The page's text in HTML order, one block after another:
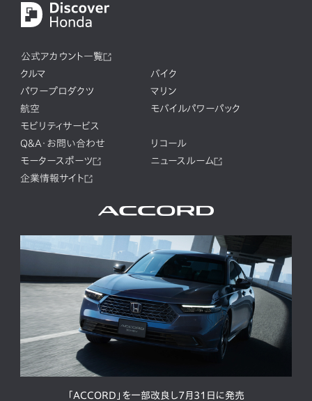
公式アカウント一覧
クルマ
バイク
パワープロダクツ
マリン
航空
モバイルパワーパック
モビリティサービス
Q&A・お問い合わせ
リコール
モータースポーツ
ニュースルーム
企業情報サイト
「ACCORD」を一部改良し7月31日に発売